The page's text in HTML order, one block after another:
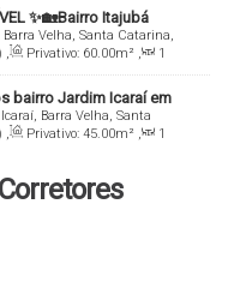
✨🏡Bairro Itajubá
Velha, Santa Catarina,
, Privativo: 60.00m² ,
1
60.00m² , Útil: 60.00m²
bairro Jardim Icaraí em
Barra Velha, Santa
, Privativo: 45.00m² ,
1